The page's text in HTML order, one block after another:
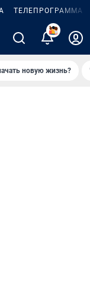
ТЕЛЕПРОГРАММА
2
новую жизнь?